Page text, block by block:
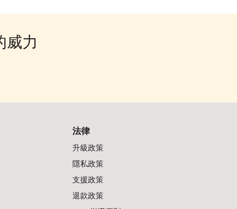
力
法律
升級政策
隱私政策
支援政策
退款政策